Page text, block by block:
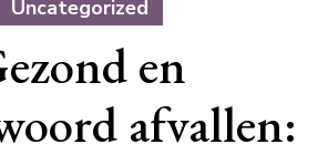
Uncategorized
en
afvallen: